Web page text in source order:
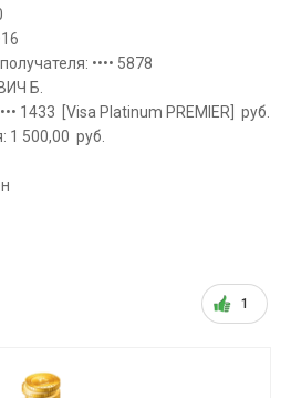
•••• 5878
Б.
1433 [Visa Platinum PREMIER] руб.
1 500,00 руб.
1